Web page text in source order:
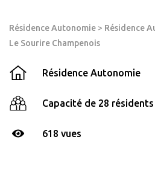
Résidence Autonomie > Résidence
Le Sourire Champenois
Résidence Autonomie
Capacité de 28 résidents
618 vues